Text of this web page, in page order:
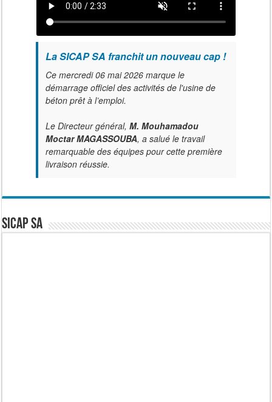
La SICAP SA franchit un nouveau cap !
Ce mercredi 06 mai 2026 marque le
démarrage officiel des activités de l'usine de
béton prêt à l’emploi.
Le Directeur général, M. Mouhamadou
Moctar MAGASSOUBA, a salué le travail
remarquable des équipes pour cette première
livraison réussie.
SICAP SA